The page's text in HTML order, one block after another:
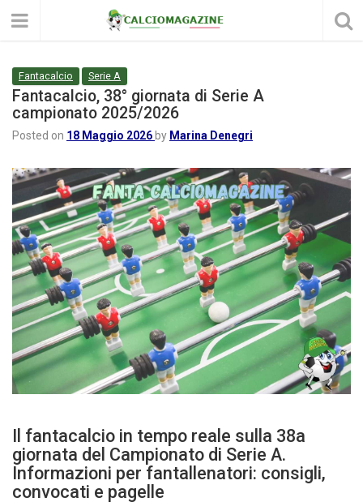
Fantacalcio Serie A
Fantacalcio, 38° giornata di Serie A
campionato 2025/2026
Posted on 18 Maggio 2026 by Marina Denegri
Il fantacalcio in tempo reale sulla 38a
giornata del Campionato di Serie A.
Informazioni per fantallenatori: consigli,
convocati e pagelle